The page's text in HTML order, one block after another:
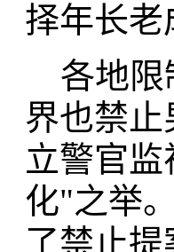
择年长
各地限
界也禁
立警官
化"之举
了禁止